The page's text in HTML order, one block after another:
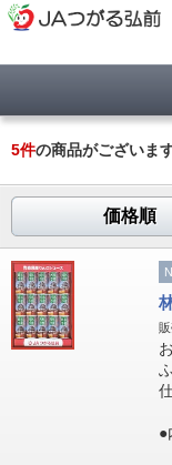
5件の商品がございます
価格順
●